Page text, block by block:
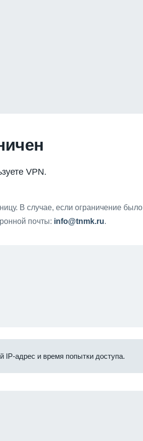
VPN.
В случае, если ограничение было
почты: info@tnmk.ru.
адрес и время попытки доступа.